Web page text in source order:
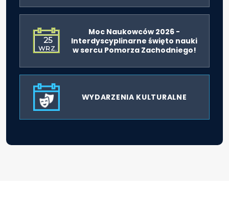
25
WRZ.
Moc Naukowców 2026 -
Interdyscyplinarne święto nauki
w sercu Pomorza Zachodniego!
WYDARZENIA KULTURALNE